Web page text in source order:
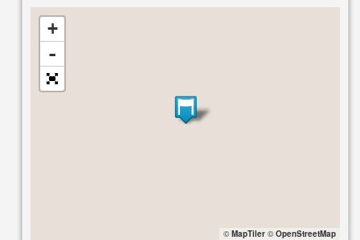
+
-
© MapTiler© OpenStreetMap